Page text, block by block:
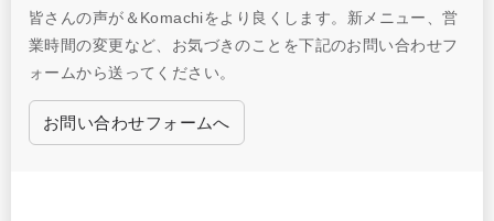
皆さんの声が＆Komachiをより良くします。新メニュー、営
業時間の変更など、お気づきのことを下記のお問い合わせフ
ォームから送ってください。
お問い合わせフォームへ